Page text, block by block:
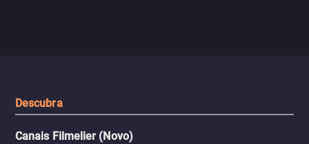
Descubra
Canais Filmelier (Novo)